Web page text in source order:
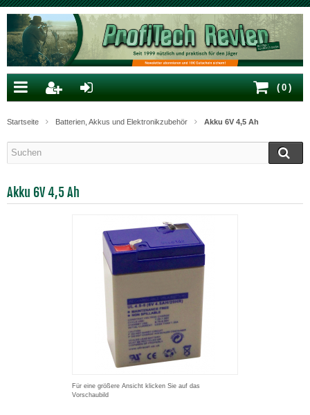
( 0 )
Startseite Batterien, Akkus und Elektronikzubehör Akku 6V 4,5 Ah
Akku 6V 4,5 Ah
Für eine größere Ansicht klicken Sie auf das
Vorschaubild